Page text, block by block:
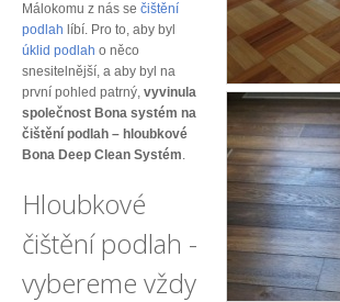
Málokomu z nás se čištění
podlah líbí. Pro to, aby byl
úklid podlah o něco
snesitelnější, a aby byl na
první pohled patrný, vyvinula
společnost Bona systém na
čištění podlah – hloubkové
Bona Deep Clean Systém.
Hloubkové
čištění podlah -
vybereme vždy